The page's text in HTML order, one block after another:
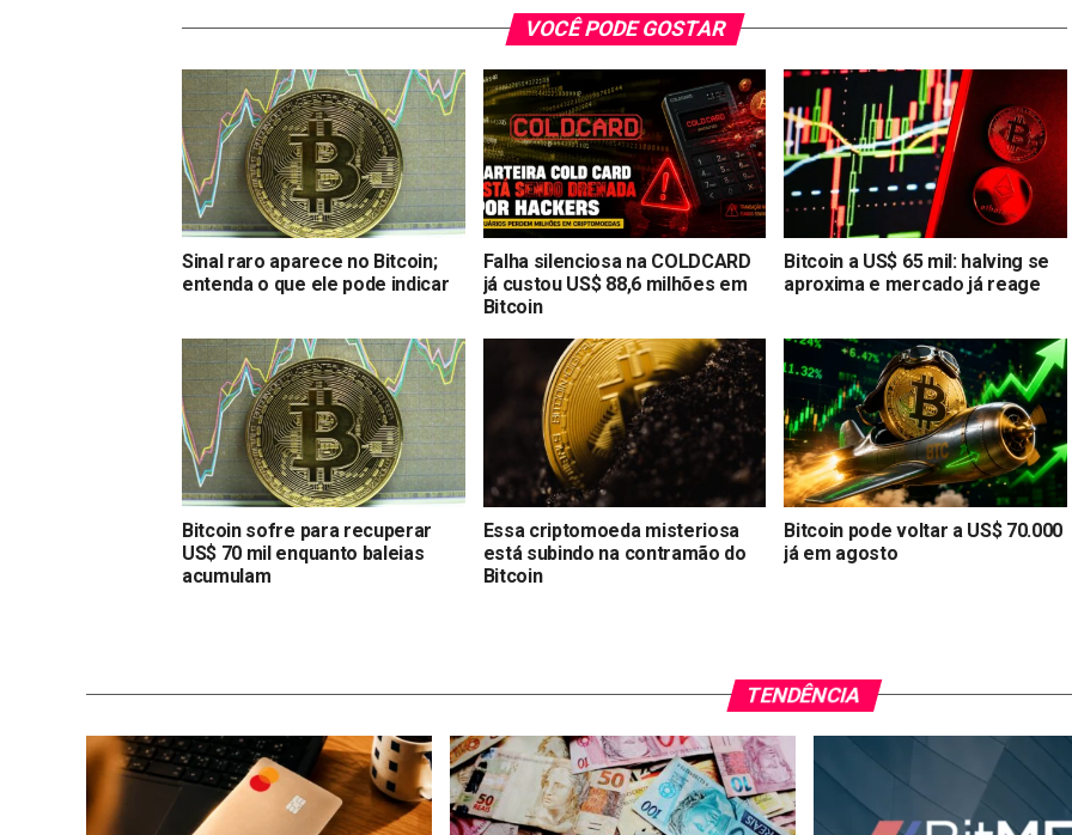
VOCÊ PODE GOSTAR
Sinal raro aparece no Bitcoin;
entenda o que ele pode indicar
Falha silenciosa na COLDCARD
já custou US$ 88,6 milhões em
Bitcoin
Bitcoin a US$ 65 mil: halving se
aproxima e mercado já reage
Bitcoin sofre para recuperar
US$ 70 mil enquanto baleias
acumulam
Essa criptomoeda misteriosa
está subindo na contramão do
Bitcoin
Bitcoin pode voltar a US$ 70.000
já em agosto
TENDÊNCIA